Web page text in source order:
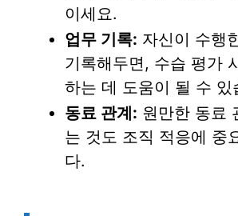
이세요.
업무 기록: 자신이 수행
기록해두면, 수습 평가
하는 데 도움이 될 수 있
동료 관계: 원만한 동료
는 것도 조직 적응에 중
다.